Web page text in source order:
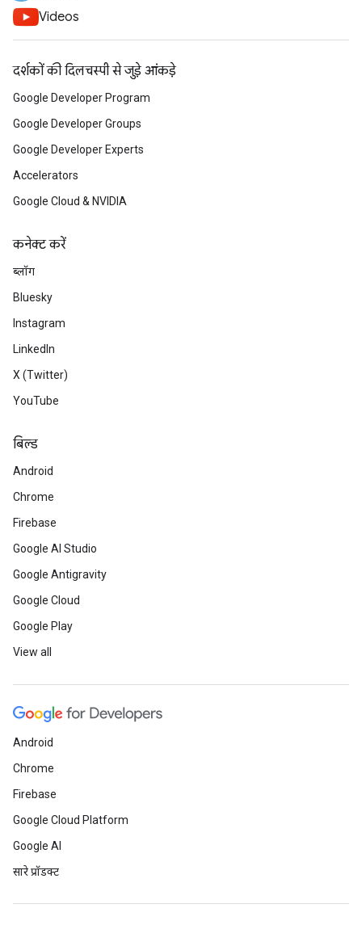
Videos
दर्शकों की दिलचस्पी से जुड़े आंकड़े
Google Developer Program
Google Developer Groups
Google Developer Experts
Accelerators
Google Cloud & NVIDIA
कनेक्ट करें
ब्लॉग
Bluesky
Instagram
LinkedIn
X (Twitter)
YouTube
बिल्ड
Android
Chrome
Firebase
Google AI Studio
Google Antigravity
Google Cloud
Google Play
View all
Android
Chrome
Firebase
Google Cloud Platform
Google AI
सारे प्रॉडक्ट